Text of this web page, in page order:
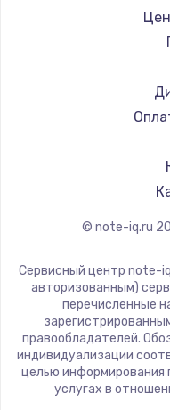
Ремонт
Ремонт
© note-iq.ru
Сервисный центр note-
авторизованным)
перечисленные
правообладателей.
индивидуализации
целью информирования
услугах в